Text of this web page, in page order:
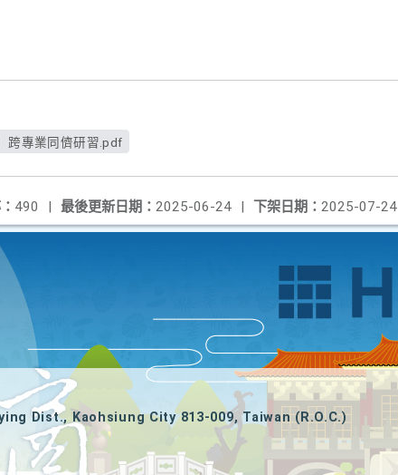
跨專業同儕研習.pdf
下架日期： 2025-07-24
最後更新日期： 2025-06-24 |
490 |
Dist., Kaohsiung City 813-009, Taiwan (R.O.C.)